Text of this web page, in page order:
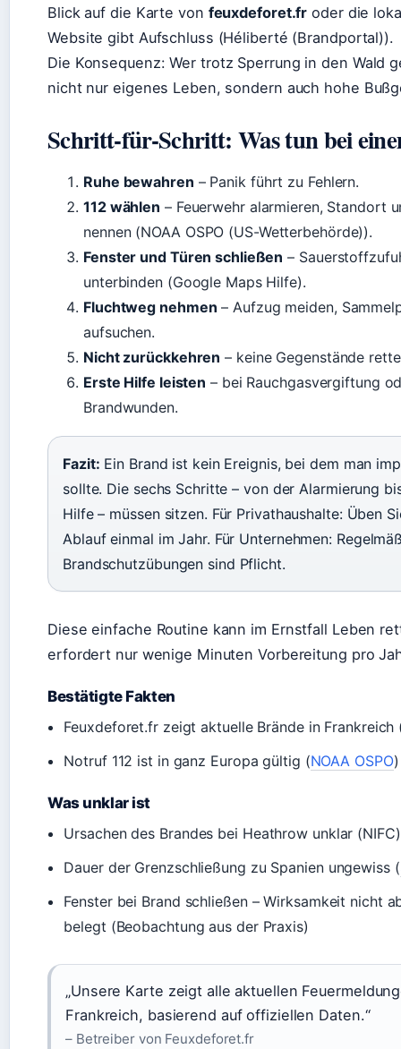
Blick auf die Karte von feuxdeforet.fr oder die
Website gibt Aufschluss (Héliberté (Brandportal)).
Die Konsequenz: Wer trotz Sperrung in den Wald
nicht nur eigenes Leben, sondern auch hohe
Schritt-für-Schritt: Was tun bei
Ruhe bewahren – Panik führt zu Fehlern.
112 wählen – Feuerwehr alarmieren, Standort
nennen (NOAA OSPO (US-Wetterbehörde)).
Fenster und Türen schließen –
unterbinden (Google Maps Hilfe).
Fluchtweg nehmen – Aufzug meiden,
aufsuchen.
Nicht zurückkehren – keine Gegenstände
Erste Hilfe leisten – bei Rauchgasvergiftung
Brandwunden.
Fazit: Ein Brand ist kein Ereignis, bei dem man
sollte. Die sechs Schritte – von der Alarmierung
Hilfe – müssen sitzen. Für Privathaushalte: Üben
Ablauf einmal im Jahr. Für Unternehmen:
Brandschutzübungen sind Pflicht.
Diese einfache Routine kann im Ernstfall Leben
erfordert nur wenige Minuten Vorbereitung pro
Bestätigte Fakten
Feuxdeforet.fr zeigt aktuelle Brände in Frankreich
Notruf 112 ist in ganz Europa gültig (NOAA OSPO)
Was unklar ist
Ursachen des Brandes bei Heathrow unklar (NIFC)
Dauer der Grenzschließung zu Spanien ungewiss (
Fenster bei Brand schließen – Wirksamkeit nicht
belegt (Beobachtung aus der Praxis)
„Unsere Karte zeigt alle aktuellen
Frankreich, basierend auf offiziellen Daten.“
– Betreiber von Feuxdeforet.fr